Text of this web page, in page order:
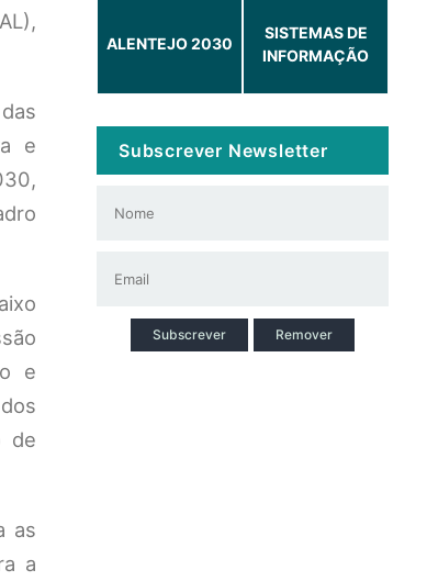
e
e
de
as
a
ALENTEJO 2030
SISTEMAS DE
INFORMAÇÃO
Subscrever Newsletter
Subscrever Remover